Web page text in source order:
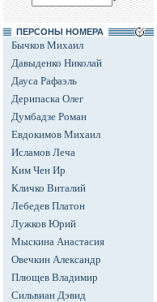
ПЕРСОНЫ НОМЕРА
Бычков Михаил
Давыденко Николай
Дауса Рафаэль
Дерипаска Олег
Думбадзе Роман
Евдокимов Михаил
Исламов Леча
Ким Чен Ир
Кличко Виталий
Лебедев Платон
Лужков Юрий
Мыскина Анастасия
Овечкин Александр
Плющев Владимир
Сильвиан Дэвид